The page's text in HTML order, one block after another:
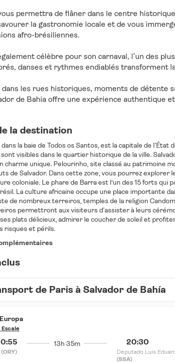
permettra de flâner dans le centre
la gastronomie locale et de vous
afro-brésiliennes.
célèbre pour son carnaval, l’un des
dans les rues historiques, moments de détente
de Bahia offre une expérience authentique
la destination
la baie de Todos os Santos, est la capitale de
visibles dans le quartier historique de la ville.
unique. Pelourinho, site classé au patrimoine
de Salvador. Dans cette zone, vous pourrez explorer
coloniale. Le phare de Barra est l’un des 15 forts
La culture africaine occupe une place importante
de nombreux terreiros, temples de la religion
permettront aux visiteurs d'assister à leurs
plats délicieux, admirer le coucher de soleil et
risques et périls.
de Paris à Salvador de Bahía
1 Escale
(ORY)
13h 35m 20:30
Deputado Luis
(SSA)